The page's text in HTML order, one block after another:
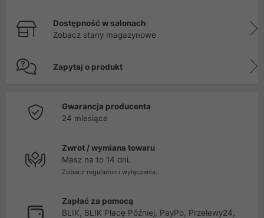
Dostępność w salonach
Zobacz stany magazynowe
Zapytaj o produkt
Gwarancja producenta
24 miesiące
Zwrot / wymiana towaru
Masz na to 14 dni.
Zobacz regulamin i wyłączenia...
Zapłać za pomocą
BLIK, BLIK Płacę Później, PayPo, Przelewy24,